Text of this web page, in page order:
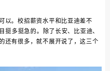
以。校招薪资水平和比亚迪差不
挺多挺急的。除了长安、比亚迪、
还有很多，就不展开说了，这三个